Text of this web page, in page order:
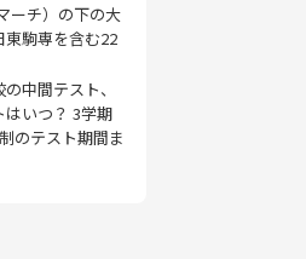
ーチ）の下の大
東駒専を含む22
中間テスト、
はいつ？ 3学期
のテスト期間ま